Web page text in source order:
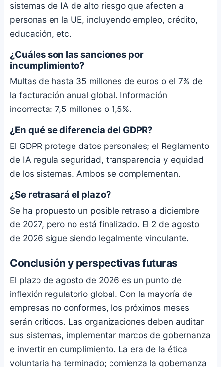
sistemas de IA de alto riesgo que afecten a
personas en la UE, incluyendo empleo, crédito,
educación, etc.
¿Cuáles son las sanciones por
incumplimiento?
Multas de hasta 35 millones de euros o el 7% de
la facturación anual global. Información
incorrecta: 7,5 millones o 1,5%.
¿En qué se diferencia del GDPR?
El GDPR protege datos personales; el Reglamento
de IA regula seguridad, transparencia y equidad
de los sistemas. Ambos se complementan.
¿Se retrasará el plazo?
Se ha propuesto un posible retraso a diciembre
de 2027, pero no está finalizado. El 2 de agosto
de 2026 sigue siendo legalmente vinculante.
Conclusión y perspectivas futuras
El plazo de agosto de 2026 es un punto de
inflexión regulatorio global. Con la mayoría de
empresas no conformes, los próximos meses
serán críticos. Las organizaciones deben auditar
sus sistemas, implementar marcos de gobernanza
e invertir en cumplimiento. La era de la ética
voluntaria ha terminado; comienza la gobernanza